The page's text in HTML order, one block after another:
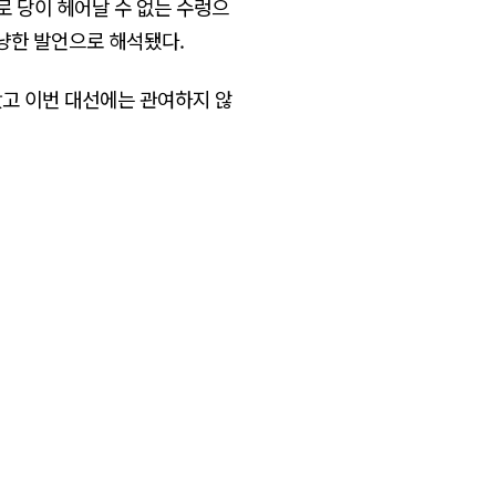
당이 헤어날 수 없는 수렁으
한 발언으로 해석됐다.
이번 대선에는 관여하지 않